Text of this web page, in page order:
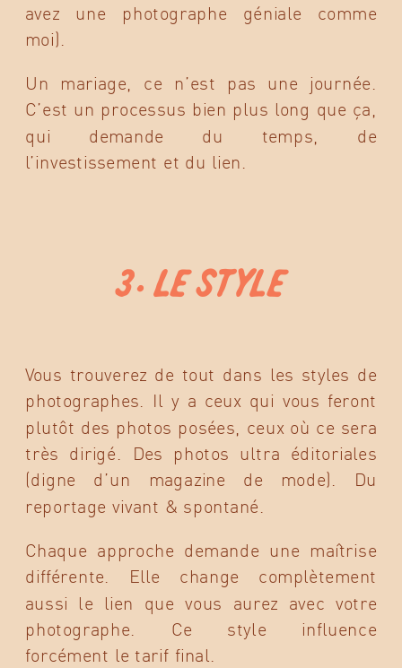
avez une photographe géniale comme
moi).
Un mariage, ce n’est pas une journée.
C’est un processus bien plus long que ça,
qui demande du temps, de
l’investissement et du lien.
3. LE STYLE
Vous trouverez de tout dans les styles de
photographes. Il y a ceux qui vous feront
plutôt des photos posées, ceux où ce sera
très dirigé. Des photos ultra éditoriales
(digne d’un magazine de mode). Du
reportage vivant & spontané.
Chaque approche demande une maîtrise
différente. Elle change complètement
aussi le lien que vous aurez avec votre
photographe. Ce style influence
forcément le tarif final.